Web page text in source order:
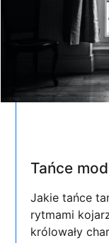
Tańce
Jakie tańce
rytmami
królowały